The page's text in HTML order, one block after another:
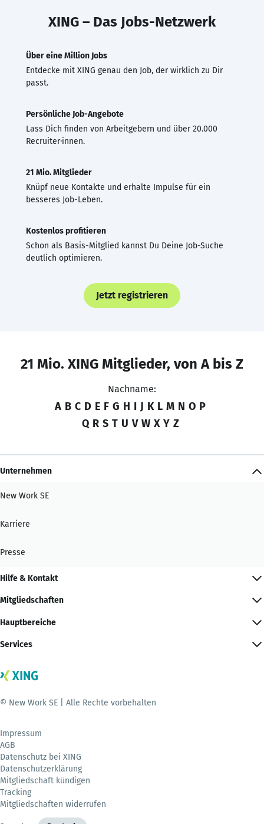
XING – Das Jobs-Netzwerk
Über eine Million Jobs
Entdecke mit XING genau den Job, der wirklich zu Dir
passt.
Persönliche Job-Angebote
Lass Dich finden von Arbeitgebern und über 20.000
Recruiter·innen.
21 Mio. Mitglieder
Knüpf neue Kontakte und erhalte Impulse für ein
besseres Job-Leben.
Kostenlos profitieren
Schon als Basis-Mitglied kannst Du Deine Job-Suche
deutlich optimieren.
Jetzt registrieren
21 Mio. XING Mitglieder, von A bis Z
Nachname:
A B C D E F G H I J K L M N O P
Q R S T U V W X Y Z
Unternehmen
New Work SE
Karriere
Presse
Hilfe & Kontakt
Mitgliedschaften
Hauptbereiche
Services
© New Work SE | Alle Rechte vorbehalten
Impressum
AGB
Datenschutz bei XING
Datenschutzerklärung
Mitgliedschaft kündigen
Tracking
Mitgliedschaften widerrufen